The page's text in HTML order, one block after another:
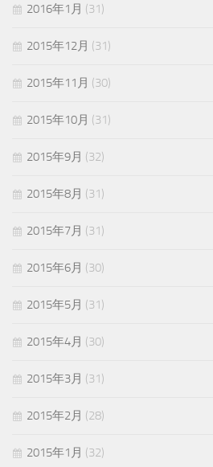
2016年1月 (31)
2015年12月 (31)
2015年11月 (30)
2015年10月 (31)
2015年9月 (32)
2015年8月 (31)
2015年7月 (31)
2015年6月 (30)
2015年5月 (31)
2015年4月 (30)
2015年3月 (31)
2015年2月 (28)
2015年1月 (32)